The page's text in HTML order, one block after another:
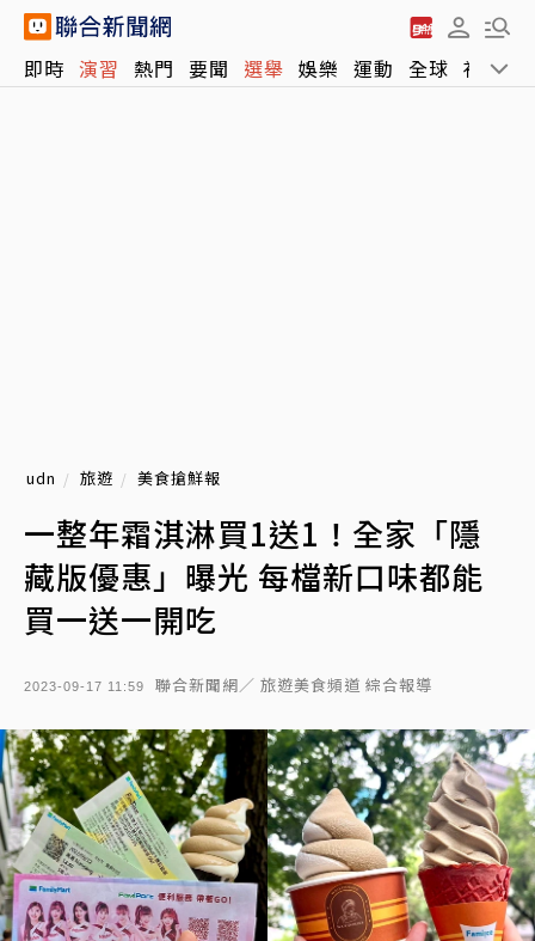
即時 演習 熱門 要聞 選舉 娛樂 運動 全球 社會
udn 旅遊 美食搶鮮報
一整年霜淇淋買1送1！全家「隱
藏版優惠」曝光 每檔新口味都能
買一送一開吃
2023-09-17 11:59 聯合新聞網／ 旅遊美食頻道 綜合報導